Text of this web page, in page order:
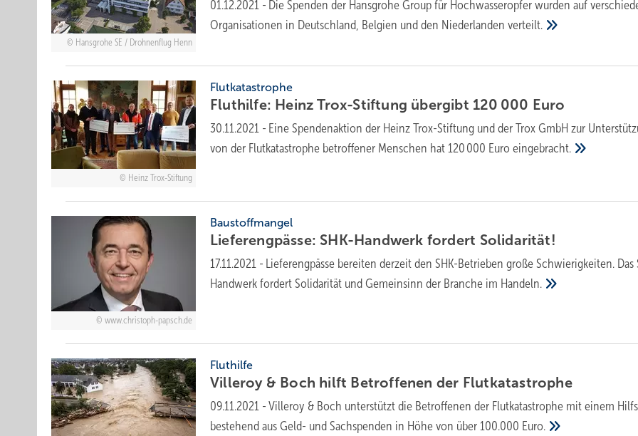
Hansgrohe SE / Drohnenflug Henn
01.12.2021 - Die Spenden der Hansgrohe Group für Hochwasseropfer wurden auf
Organisationen in Deutschland, Belgien und den Niederlandenverteilt.
Heinz Trox-Stiftung
Flutkatastrophe
Fluthilfe: Heinz Trox-Stiftung übergibt 120 000 Euro
30.11.2021 - Eine Spendenaktion der Heinz Trox-Stiftung und der Trox GmbH zur
von der Flutkatastrophe betroffener Menschen hat 120 000 Euroeingebracht.
www.christoph-papsch.de
Baustoffmangel
Lieferengpässe: SHK-Handwerk fordert Solidarität!
17.11.2021 - Lieferengpässe bereiten derzeit den SHK-Betrieben große Schwierigkeiten. Das
Handwerk fordert Solidarität und Gemeinsinn der Branche im Handeln.
Fluthilfe
Villeroy & Boch hilft Betroffenen der Flutkatastrophe
09.11.2021 - Villeroy & Boch unterstützt die Betroffenen der Flutkatastrophe mit einem
bestehend aus Geld- und Sachspenden in Höhe von über 100.000 Euro.